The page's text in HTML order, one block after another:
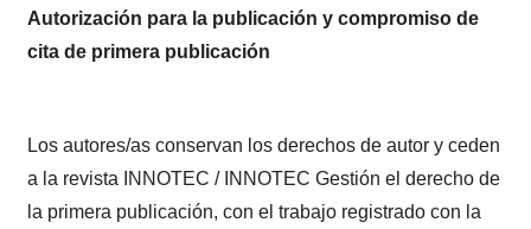
Autorización para la publicación y compromiso de
cita de primera publicación
Los autores/as conservan los derechos de autor y ceden
a la revista INNOTEC / INNOTEC Gestión el derecho de
la primera publicación, con el trabajo registrado con la